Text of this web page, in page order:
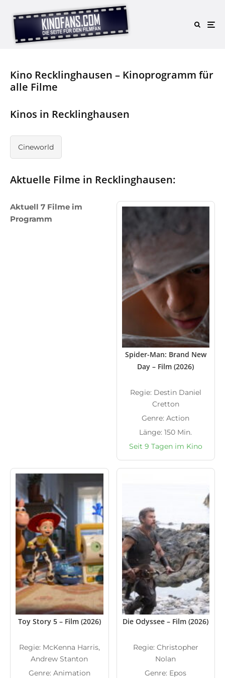
Kino Recklinghausen – Kinoprogramm für
alle Filme
Kinos in Recklinghausen
Cineworld
Aktuelle Filme in Recklinghausen:
Aktuell 7 Filme im
Programm
Spider-Man: Brand New
Day – Film (2026)
Regie: Destin Daniel
Cretton
Genre: Action
Länge: 150 Min.
Seit 9 Tagen im Kino
Toy Story 5 – Film (2026)
Regie: McKenna Harris,
Andrew Stanton
Genre: Animation
Die Odyssee – Film (2026)
Regie: Christopher
Nolan
Genre: Epos